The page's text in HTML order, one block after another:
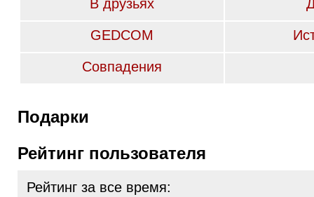
В друзьях
GEDCOM
Совпадения
Подарки
Рейтинг пользователя
Рейтинг за все время: